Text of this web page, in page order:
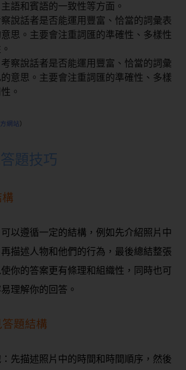
語和賓語的一致性等方面。
說話者是否能運用豐富、恰當的詞彙表
思。主要會注重詞匯的準確性、多樣性
考察說話者是否能運用豐富、恰當的詞彙
意思。主要會注重詞匯的準確性、多樣
。
網站）
題技巧
以遵循一定的結構，例如先介紹照片中
描述人物和他們的行為，最後總結整張
你的答案更有條理和組織性，同時也可
理解你的回答。
題結構
：先描述照片中的時間和時間順序，然後